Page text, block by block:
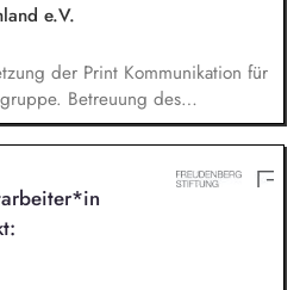
e.V.
der Print Kommunikation für
Betreuung des
inkl. der Spendenmagazine
Print Kommunikation innerhalb
Produktion von Content für die
Zusammenarbeit mit dem Team
Redaktion und Prüfung von
und Medien.